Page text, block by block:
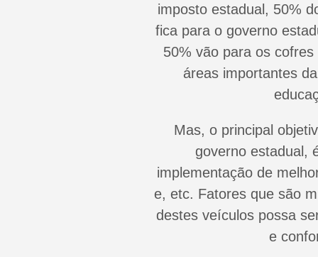
imposto estadual, 50%
fica para o governo
50% vão para os
áreas importantes
Mas, o principal
governo estadual,
implementação de
e, etc. Fatores que são
destes veículos possa
e